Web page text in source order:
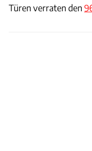
Türen verraten den